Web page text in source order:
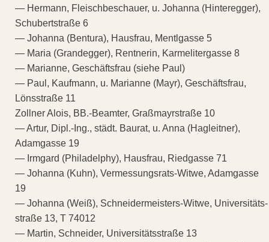
— Hermann, Fleischbeschauer, u. Johanna (Hinteregger),
Schubertstraße 6
— Johanna (Bentura), Hausfrau, Mentlgasse 5
— Maria (Grandegger), Rentnerin, Karmelitergasse 8
— Marianne, Geschäftsfrau (siehe Paul)
— Paul, Kaufmann, u. Marianne (Mayr), Geschäftsfrau,
Lönsstraße 11
Zollner Alois, BB.-Beamter, Graßmayrstraße 10
— Artur, Dipl.-Ing., städt. Baurat, u. Anna (Hagleitner),
Adamgasse 19
— Irmgard (Philadelphy), Hausfrau, Riedgasse 71
— Johanna (Kuhn), Vermessungsrats-Witwe, Adamgasse
19
— Johanna (Weiß), Schneidermeisters-Witwe, Universitäts-
straße 13, T 74012
— Martin, Schneider, Universitätsstraße 13